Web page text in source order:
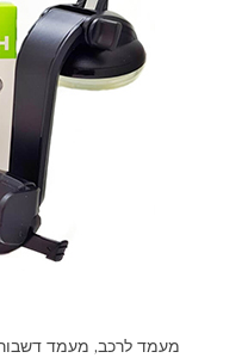
מעמד לרכב, מעמד